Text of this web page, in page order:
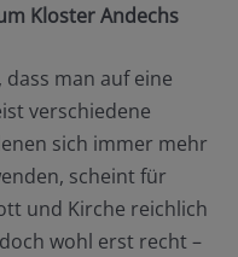
Kloster Andechs
man auf eine
verschiedene
sich immer mehr
scheint für
und Kirche reichlich
wohl erst recht –